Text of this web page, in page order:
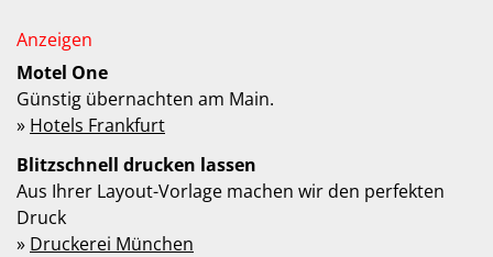
Motel One
Günstig übernachten am Main.
» Hotels Frankfurt
Blitzschnell drucken lassen
Aus Ihrer Layout-Vorlage machen wir den perfekten
Druck
» Druckerei München